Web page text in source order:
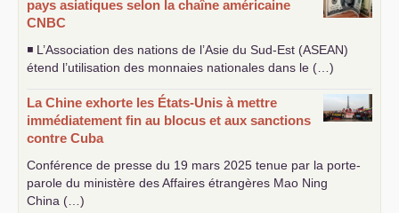
pays asiatiques selon la chaîne américaine
CNBC
◾ L’Association des nations de l’Asie du Sud-Est (ASEAN)
étend l’utilisation des monnaies nationales dans le (…)
La Chine exhorte les États-Unis à mettre
immédiatement fin au blocus et aux sanctions
contre Cuba
Conférence de presse du 19 mars 2025 tenue par la porte-
parole du ministère des Affaires étrangères Mao Ning
China (…)